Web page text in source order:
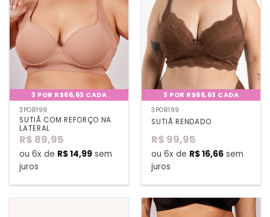
3 POR R$66,63 CADA
3POR199
SUTIÃ COM REFORÇO NA
LATERAL
R$ 89,95
ou 6x de R$14,99 sem
juros
3 POR R$66,63 CADA
3POR199
SUTIÃ RENDADO
R$ 99,95
ou 6x de R$16,66 sem
juros